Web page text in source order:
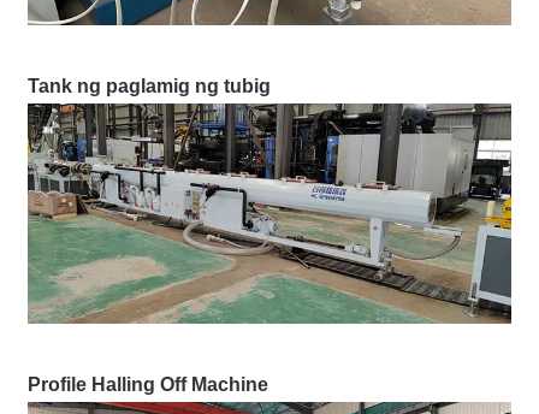
Tank ng paglamig ng tubig
Profile Halling Off Machine